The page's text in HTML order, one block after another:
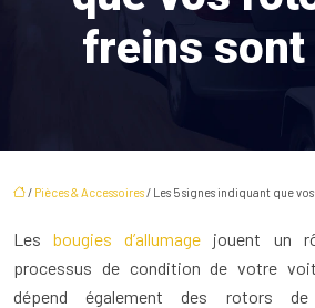
freins sont
/ Pièces & Accessoires/ Les 5 signes indiquant que
Lesbougies d’allumage jouent un
processus de condition de votre
dépend également des rotors